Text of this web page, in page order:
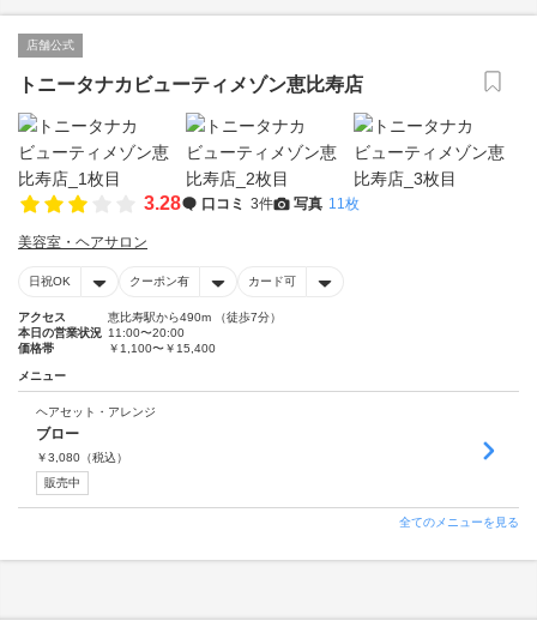
店舗公式
トニータナカビューティメゾン恵比寿店
3.28 口コミ 3件 写真 11枚
美容室・ヘアサロン
日祝OK クーポン有 カード可
アクセス
恵比寿駅から490m （徒歩7分）
本日の営業状況 11:00〜20:00
価格帯
￥1,100〜￥15,400
メニュー
ヘアセット・アレンジ
ブロー
￥3,080 （税込）
販売中
全てのメニューを見る